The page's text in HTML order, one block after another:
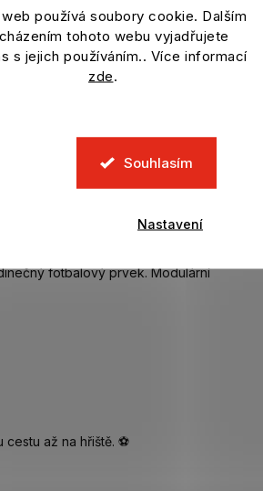
používá soubory cookie. Dalším
tohoto webu vyjadřujete
s jejich používáním.. Více informací
zde.
Souhlasím
Nastavení
do světa kreativní hry. Model
zápasového dne – cestu týmu na
myšlení. Je ideální pro
fotbalový prvek. Modulární
až na hřiště. ⚽